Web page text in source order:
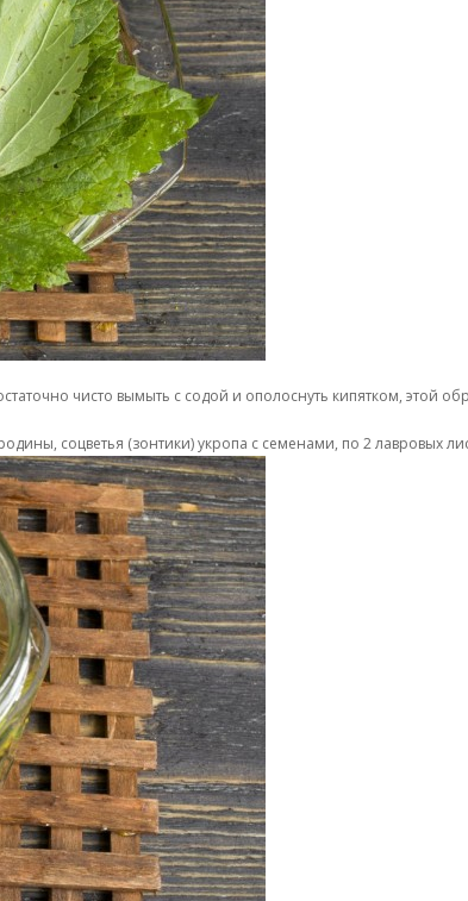
чисто вымыть с содой и ополоснуть кипятком, этой
соцветья (зонтики) укропа с семенами, по 2 лавровых